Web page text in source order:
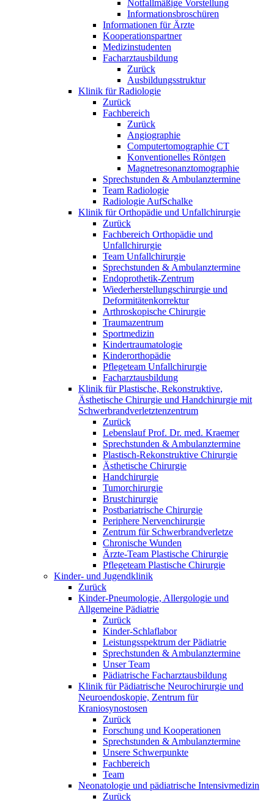
Notfallmäßige Vorstellung
Informationsbroschüren
Informationen für Ärzte
Kooperationspartner
Medizinstudenten
Facharztausbildung
Zurück
Ausbildungsstruktur
Klinik für Radiologie
Zurück
Fachbereich
Zurück
Angiographie
Computertomographie CT
Konventionelles Röntgen
Magnetresonanztomographie
Sprechstunden & Ambulanztermine
Team Radiologie
Radiologie AufSchalke
Klinik für Orthopädie und Unfallchirurgie
Zurück
Fachbereich Orthopädie und
Unfallchirurgie
Team Unfallchirurgie
Sprechstunden & Ambulanztermine
Endoprothetik-Zentrum
Wiederherstellungschirurgie und
Deformitätenkorrektur
Arthroskopische Chirurgie
Traumazentrum
Sportmedizin
Kindertraumatologie
Kinderorthopädie
Pflegeteam Unfallchirurgie
Facharztausbildung
Klinik für Plastische, Rekonstruktive,
Ästhetische Chirurgie und Handchirurgie mit
Schwerbrandverletztenzentrum
Zurück
Lebenslauf Prof. Dr. med. Kraemer
Sprechstunden & Ambulanztermine
Plastisch-Rekonstruktive Chirurgie
Ästhetische Chirurgie
Handchirurgie
Tumorchirurgie
Brustchirurgie
Postbariatrische Chirurgie
Periphere Nervenchirurgie
Zentrum für Schwerbrandverletze
Chronische Wunden
Ärzte-Team Plastische Chirurgie
Pflegeteam Plastische Chirurgie
Kinder- und Jugendklinik
Zurück
Kinder-Pneumologie, Allergologie und
Allgemeine Pädiatrie
Zurück
Kinder-Schlaflabor
Leistungsspektrum der Pädiatrie
Sprechstunden & Ambulanztermine
Unser Team
Pädiatrische Facharztausbildung
Klinik für Pädiatrische Neurochirurgie und
Neuroendoskopie, Zentrum für
Kraniosynostosen
Zurück
Forschung und Kooperationen
Sprechstunden & Ambulanztermine
Unsere Schwerpunkte
Fachbereich
Team
Neonatologie und pädiatrische Intensivmedizin
Zurück